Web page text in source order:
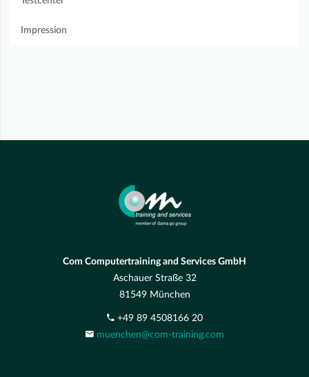
Impression
Com Computertraining and Services GmbH
Aschauer Straße 32
81549 München
+49 89 4508166 20
muenchen@com-training.com